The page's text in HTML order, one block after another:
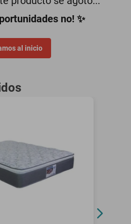
no! ✨
al inicio